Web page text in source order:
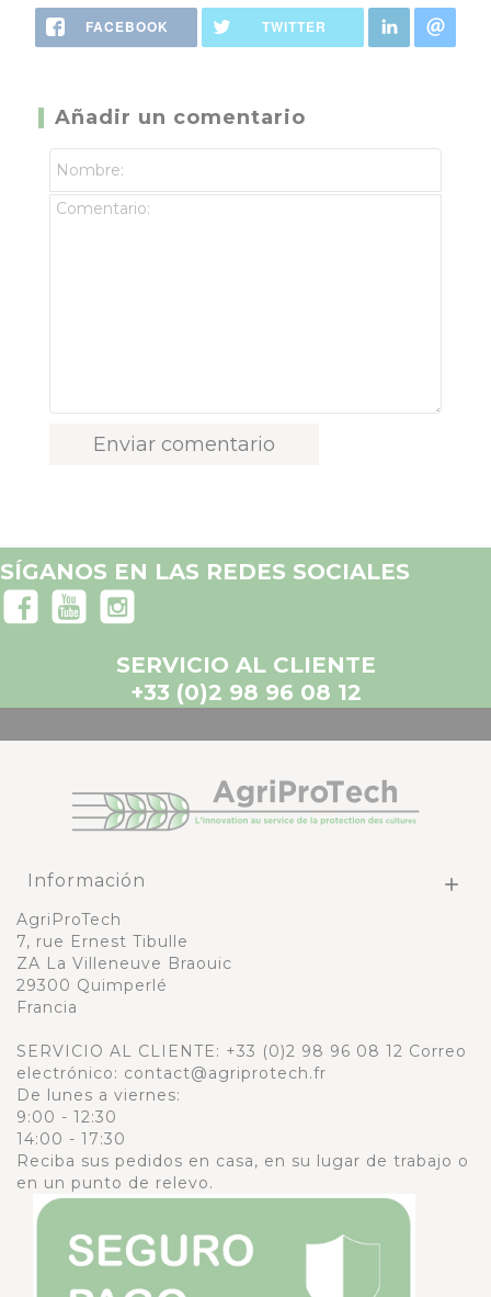
FACEBOOK TWITTER
Añadir un comentario
SÍGANOS EN LAS REDES SOCIALES
SERVICIO AL CLIENTE
+33 (0)2 98 96 08 12
Información 
AgriProTech
7, rue Ernest Tibulle
ZA La Villeneuve Braouic
29300 Quimperlé
Francia
SERVICIO AL CLIENTE: +33 (0)2 98 96 08 12 Correo
electrónico: contact@agriprotech.fr
De lunes a viernes:
9:00 - 12:30
14:00 - 17:30
Reciba sus pedidos en casa, en su lugar de trabajo o
en un punto de relevo.